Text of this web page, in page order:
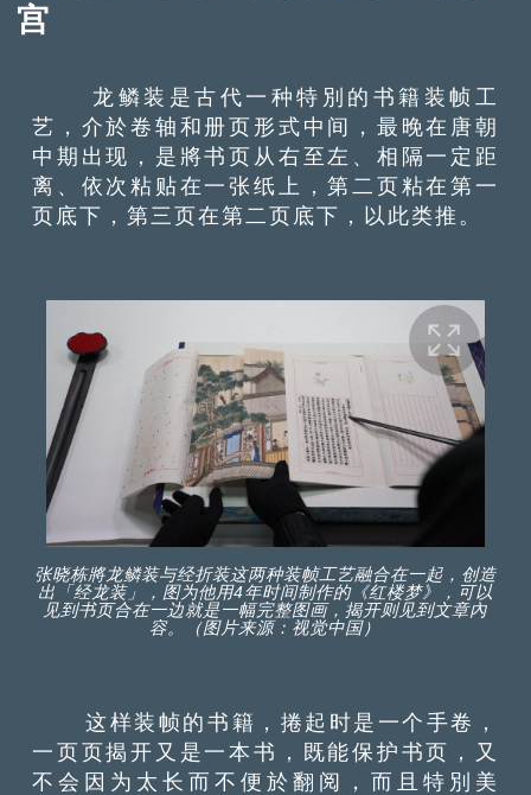
宫
龙鳞装是古代一种特別的书籍装帧工
艺，介於卷轴和册页形式中间，最晚在唐朝
中期出现，是將书页从右至左、相隔一定距
离、依次粘贴在一张纸上，第二页粘在第一
页底下，第三页在第二页底下，以此类推。
张晓栋將龙鳞装与经折装这两种装帧工艺融合在一起，创造
出「经龙装」，图为他用4年时间制作的《红楼梦》，可以
见到书页合在一边就是一幅完整图画，揭开则见到文章內
容。（图片来源：视觉中国）
这样装帧的书籍，捲起时是一个手卷，
一页页揭开又是一本书，既能保护书页，又
不会因为太长而不便於翻阅，而且特別美